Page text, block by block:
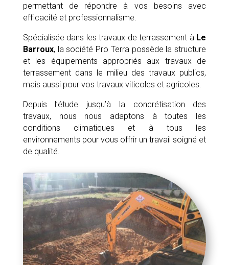
permettant de répondre à vos besoins avec
efficacité et professionnalisme.
Spécialisée dans les travaux de terrassement à Le
Barroux, la société Pro Terra possède la structure
et les équipements appropriés aux travaux de
terrassement dans le milieu des travaux publics,
mais aussi pour vos travaux viticoles et agricoles.
Depuis l’étude jusqu’à la concrétisation des
travaux, nous nous adaptons à toutes les
conditions climatiques et à tous les
environnements pour vous offrir un travail soigné et
de qualité.